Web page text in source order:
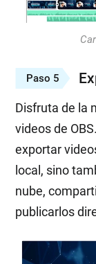
Paso 5
Disfruta de la
videos de
exportar
local, sino
nube,
publicarlos